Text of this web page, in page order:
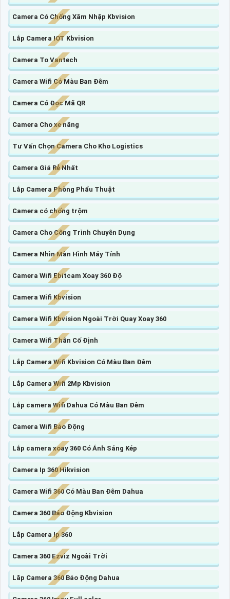
Camera Có Chống Xâm Nhập Kbvision
Lắp Camera IOT Kbvision
Camera To Vantech
Camera Wifi Có Màu Ban Đêm
Camera Có Đọc Mã QR
Camera Cho xe nâng
Tư Vấn Chọn Camera Cho Kho Logistics
Camera Giá Rẻ Nhất
Lắp Camera Phòng Phẩu Thuật
Camera có chống trộm
Camera Cho Công Trình Chuyên Dụng
Camera Nhìn Màn Hình Máy Tính
Camera Wifi Ebitcam Xoay 360 Độ
Camera Wifi Kbvision
Camera Wifi Kbvision Ngoài Trời Quay Xoay 360
Camera Wifi Thân Cố Định
Lắp Camera Wifi Kbvision Có Màu Ban Đêm
Lắp Camera Wifi 2Mp Kbvision
Lắp camera Wifi Dahua Có Màu Ban Đêm
Camera Wifi Báo Động
Lắp camera xoay 360 Có Ánh Sáng Kép
Camera Ip 360 Hikvision
Camera Wifi 360 Có Màu Ban Đêm Dahua
Camera 360 Báo Động Kbvision
Lắp Camera Ip 360
Camera 360 Ezviz Ngoài Trời
Lăp Camera 360 Báo Động Dahua